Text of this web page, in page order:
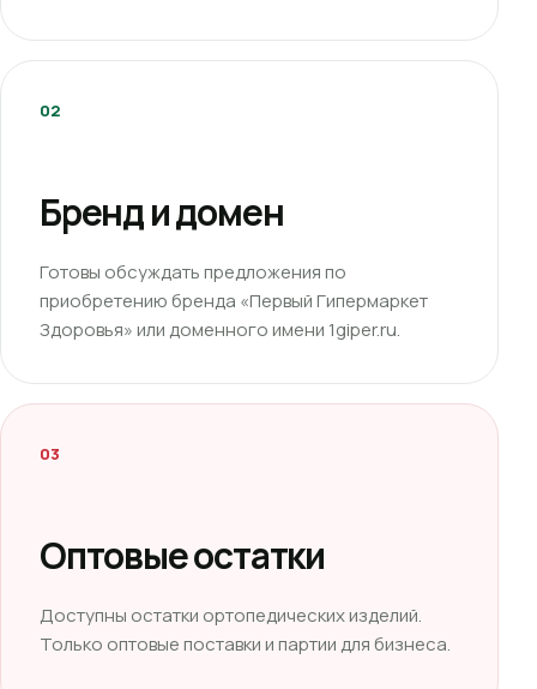
02
Бренд и домен
Готовы обсуждать предложения по
приобретению бренда «Первый Гипермаркет
Здоровья» или доменного имени 1giper.ru.
03
Оптовые остатки
Доступны остатки ортопедических изделий.
Только оптовые поставки и партии для бизнеса.